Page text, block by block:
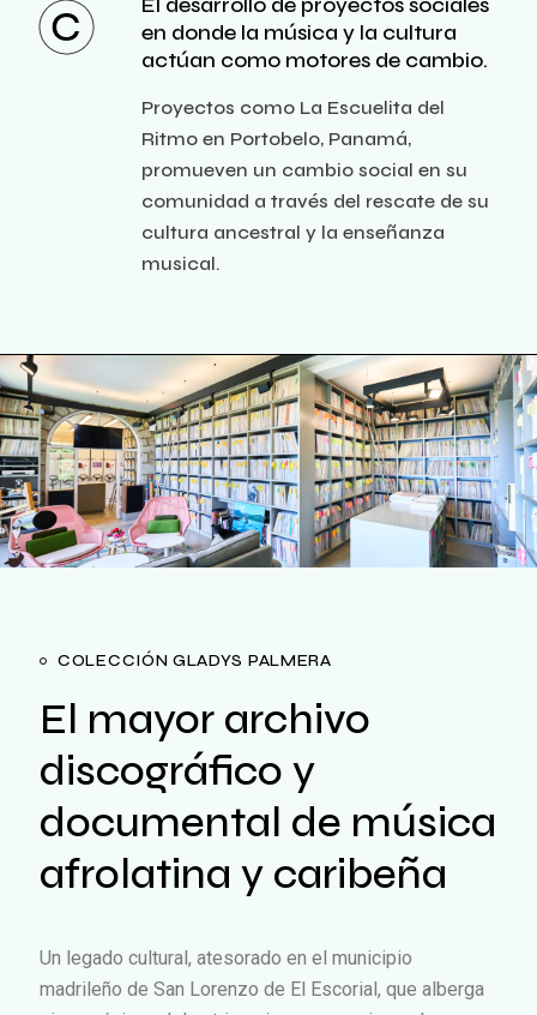
El desarrollo de proyectos sociales
en donde la música y la cultura
actúan como motores de cambio.
Proyectos como La Escuelita del
Ritmo en Portobelo, Panamá,
promueven un cambio social en su
comunidad a través del rescate de su
cultura ancestral y la enseñanza
musical.
COLECCIÓN GLADYS PALMERA
El mayor archivo
discográfico y
documental de música
afrolatina y caribeña
Un legado cultural, atesorado en el municipio
madrileño de San Lorenzo de El Escorial, que alberga